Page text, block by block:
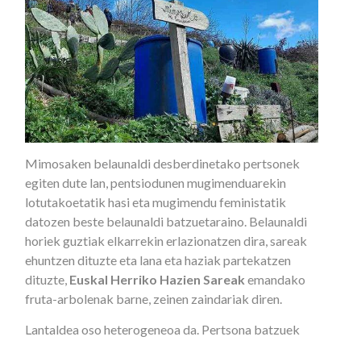
Mimosaken belaunaldi desberdinetako pertsonek
egiten dute lan, pentsiodunen mugimenduarekin
lotutakoetatik hasi eta mugimendu feministatik
datozen beste belaunaldi batzuetaraino. Belaunaldi
horiek guztiak elkarrekin erlazionatzen dira, sareak
ehuntzen dituzte eta lana eta haziak partekatzen
dituzte, Euskal Herriko Hazien Sareak emandako
fruta-arbolenak barne, zeinen zaindariak diren.
Lantaldea oso heterogeneoa da. Pertsona batzuek